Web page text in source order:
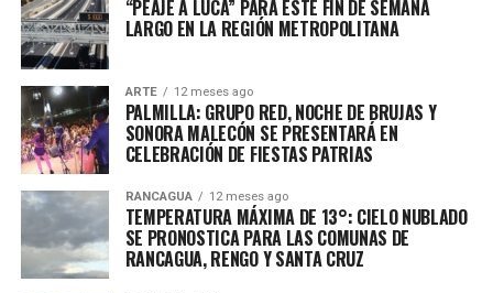
“PEAJE A LUCA” PARA ESTE FIN DE SEMANA
LARGO EN LA REGIÓN METROPOLITANA
ARTE 12 meses ago
PALMILLA: GRUPO RED, NOCHE DE BRUJAS Y
SONORA MALECÓN SE PRESENTARÁ EN
CELEBRACIÓN DE FIESTAS PATRIAS
RANCAGUA 12 meses ago
TEMPERATURA MÁXIMA DE 13°: CIELO NUBLADO
SE PRONOSTICA PARA LAS COMUNAS DE
RANCAGUA, RENGO Y SANTA CRUZ